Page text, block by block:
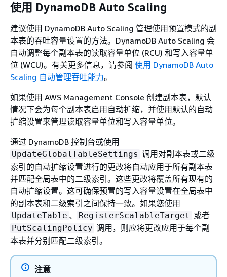
使用 DynamoDB Auto Scaling
建议使用 DynamoDB Auto Scaling 管理使用预置模式的副
本表的吞吐容量设置的方法。DynamoDB Auto Scaling 会
自动调整每个副本表的读取容量单位 (RCU) 和写入容量单
位 (WCU)。有关更多信息，请参阅 使用 DynamoDB Auto
Scaling 自动管理吞吐能力。
如果使用 AWS Management Console 创建副本表，默认
情况下会为每个副本表启用自动扩缩，并使用默认的自动
扩缩设置来管理读取容量单位和写入容量单位。
通过 DynamoDB 控制台或使用
UpdateGlobalTableSettings 调用对副本表或二级
索引的自动扩缩设置进行的更改将自动应用于所有副本表
并匹配全局表中的二级索引。这些更改将覆盖所有现有的
自动扩缩设置。这可确保预置的写入容量设置在全局表中
的副本表和二级索引之间保持一致。如果您使用
UpdateTable 、 RegisterScalableTarget 或者
PutScalingPolicy 调用，则应将更改应用于每个副
本表并分别匹配二级索引。
注意